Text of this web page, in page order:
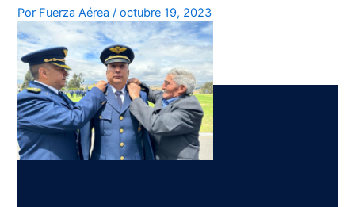
Por Fuerza Aérea/octubre 19, 2023